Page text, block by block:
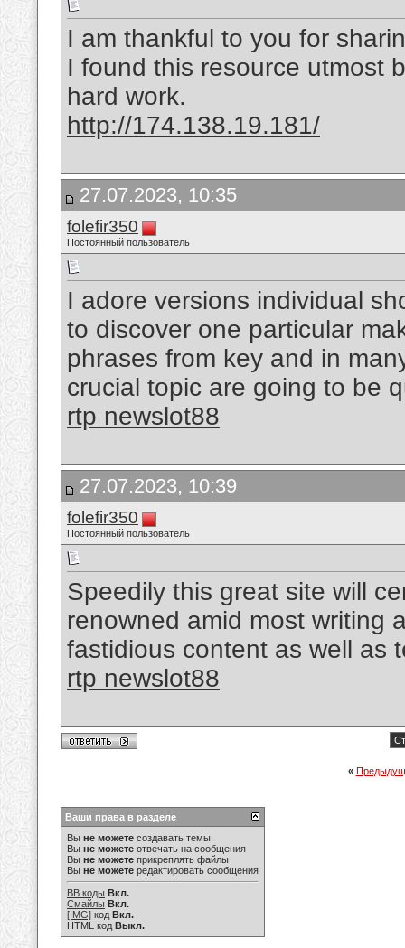
I am thankful to you for
I found this resource utmost
hard work.
http://174.138.19.181/
27.07.2023, 10:35
folefir350
Постоянный пользователь
I adore versions individual
to discover one particular
phrases from key and in
crucial topic are going to be
rtp newslot88
27.07.2023, 10:39
folefir350
Постоянный пользователь
Speedily this great site will
renowned amid most writing
fastidious content as well as
rtp newslot88
«
Ваши права в разделе
Вы не можете создавать темы
Вы не можете отвечать на сообщения
Вы не можете прикреплять файлы
Вы не можете редактировать сообщения
BB коды Вкл.
Смайлы Вкл.
[IMG] код Вкл.
HTML код Выкл.